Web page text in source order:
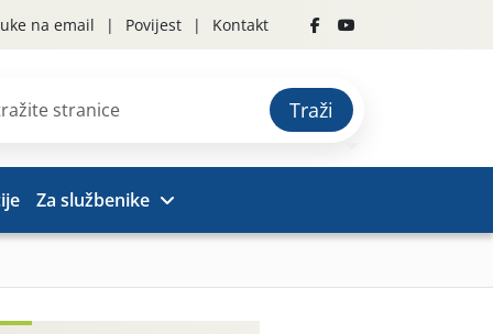
na email Povijest Kontakt
Traži
Za službenike